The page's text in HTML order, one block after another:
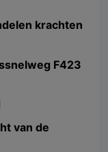
krachten
F423
van de